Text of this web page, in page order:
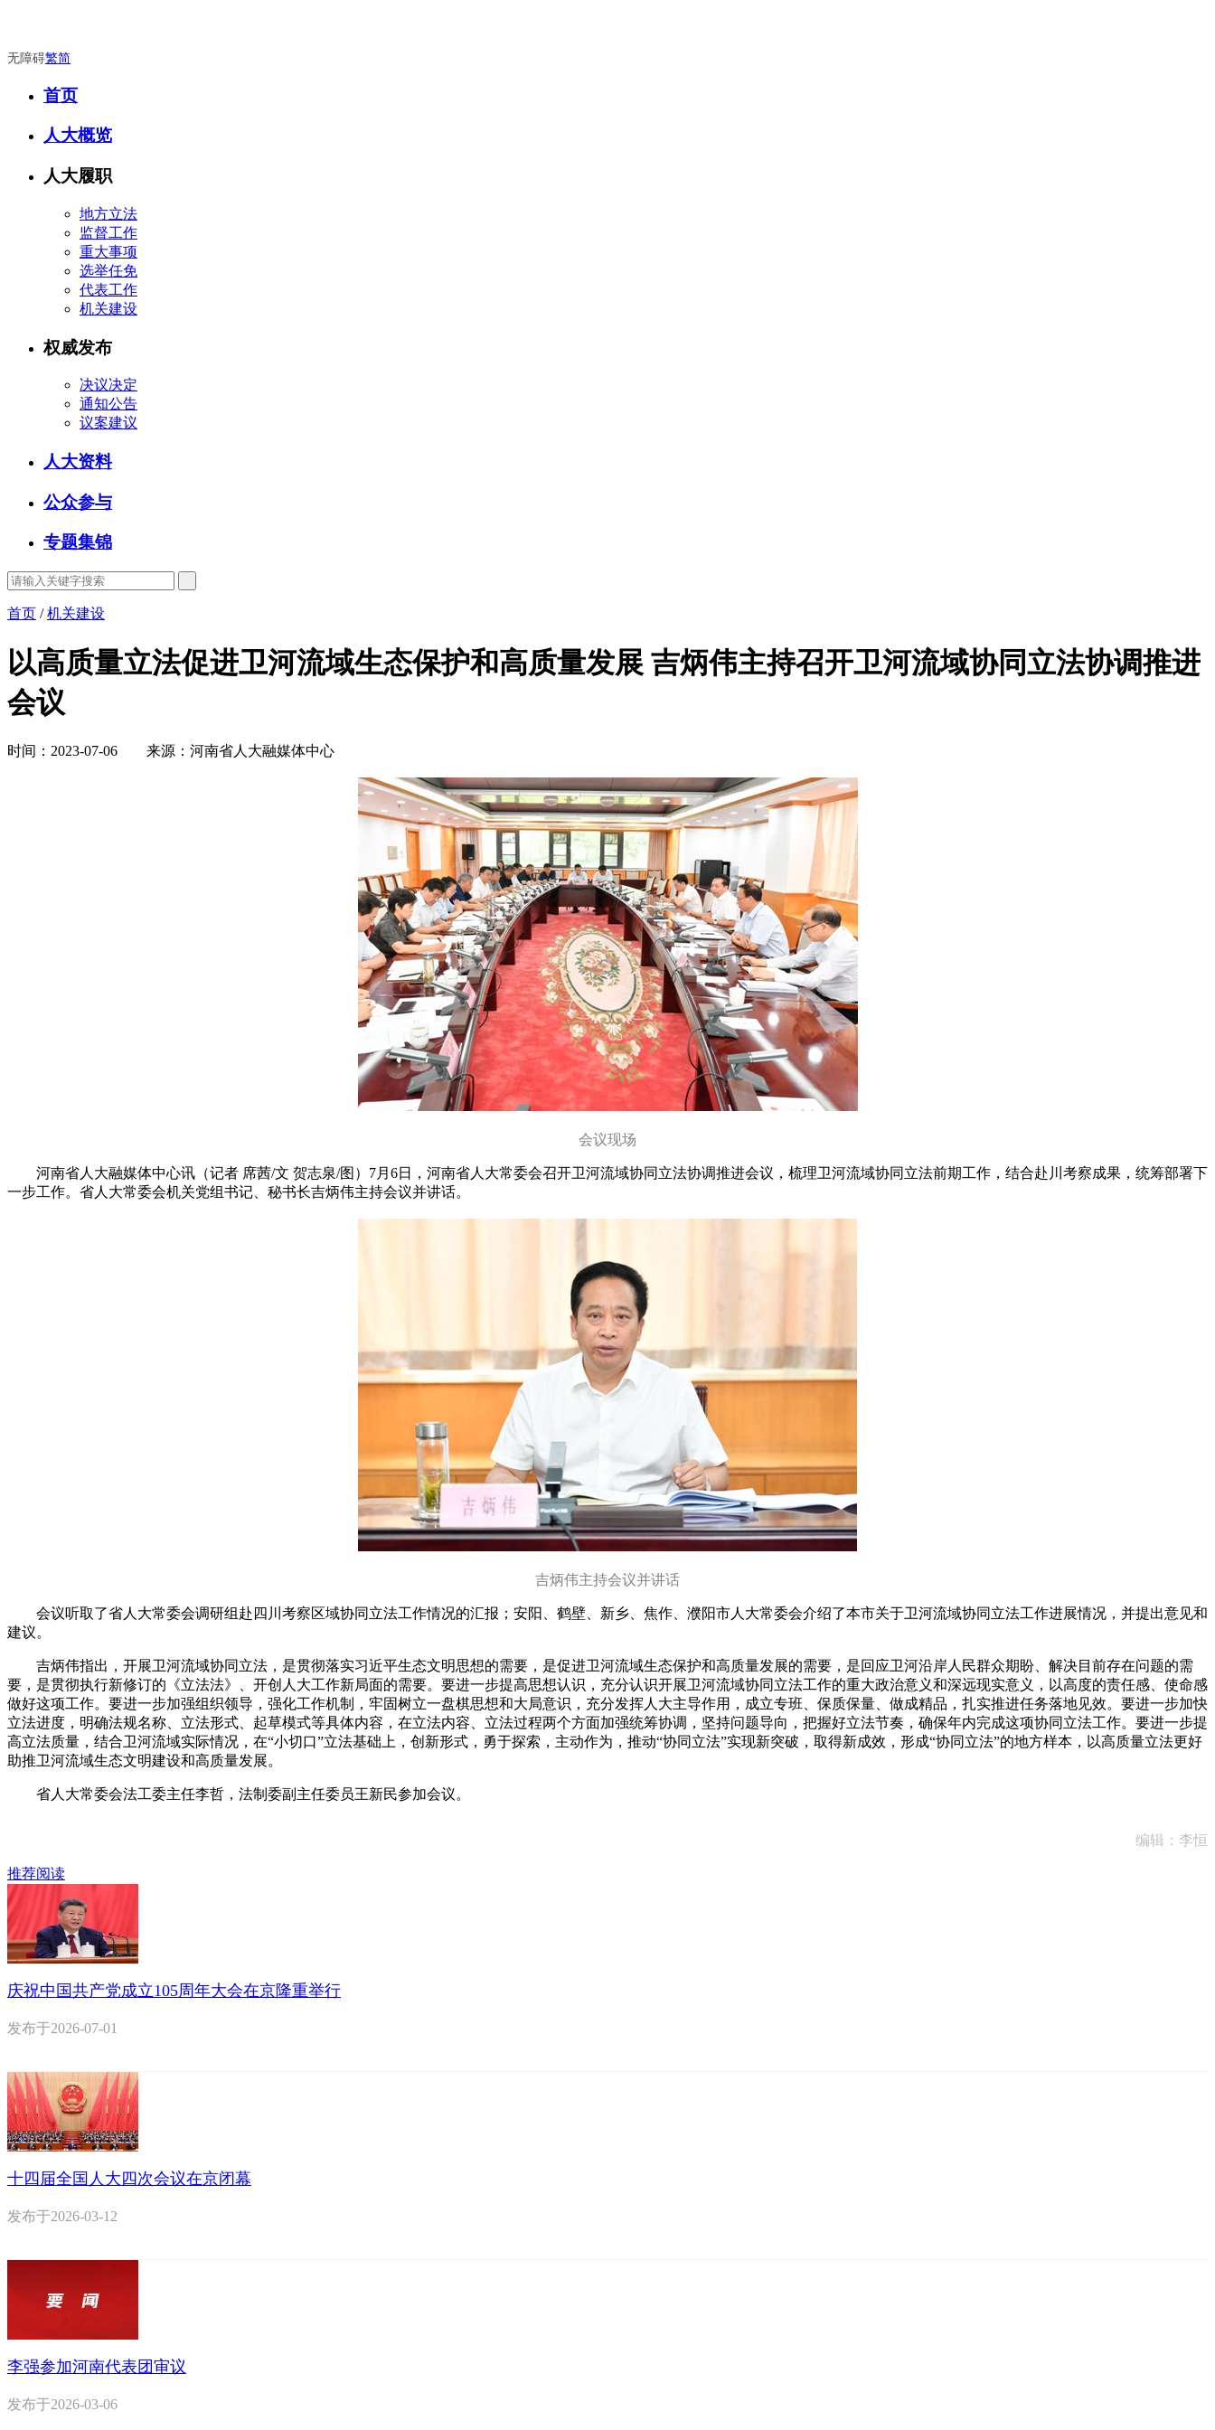
无障碍繁简
首页
人大概览
人大履职
地方立法
监督工作
重大事项
选举任免
代表工作
机关建设
权威发布
决议决定
通知公告
议案建议
人大资料
公众参与
专题集锦
首页 /机关建设
以高质量立法促进卫河流域生态保护和高质量发展 吉炳伟主持召开卫河流域协同立法协调推进
会议
时间：2023-07-06 来源：河南省人大融媒体中心
会议现场
河南省人大融媒体中心讯（记者 席茜/文 贺志泉/图）7月6日，河南省人大常委会召开卫河流域协同立法协调推进会议，梳理卫河流域协同立法前期工作，结合赴川考察成果，统筹部署下
一步工作。省人大常委会机关党组书记、秘书长吉炳伟主持会议并讲话。
吉炳伟主持会议并讲话
会议听取了省人大常委会调研组赴四川考察区域协同立法工作情况的汇报；安阳、鹤壁、新乡、焦作、濮阳市人大常委会介绍了本市关于卫河流域协同立法工作进展情况，并提出意见和
建议。
吉炳伟指出，开展卫河流域协同立法，是贯彻落实习近平生态文明思想的需要，是促进卫河流域生态保护和高质量发展的需要，是回应卫河沿岸人民群众期盼、解决目前存在问题的需
要，是贯彻执行新修订的《立法法》、开创人大工作新局面的需要。要进一步提高思想认识，充分认识开展卫河流域协同立法工作的重大政治意义和深远现实意义，以高度的责任感、使命感
做好这项工作。要进一步加强组织领导，强化工作机制，牢固树立一盘棋思想和大局意识，充分发挥人大主导作用，成立专班、保质保量、做成精品，扎实推进任务落地见效。要进一步加快
立法进度，明确法规名称、立法形式、起草模式等具体内容，在立法内容、立法过程两个方面加强统筹协调，坚持问题导向，把握好立法节奏，确保年内完成这项协同立法工作。要进一步提
高立法质量，结合卫河流域实际情况，在“小切口”立法基础上，创新形式，勇于探索，主动作为，推动“协同立法”实现新突破，取得新成效，形成“协同立法”的地方样本，以高质量立法更好
助推卫河流域生态文明建设和高质量发展。
省人大常委会法工委主任李哲，法制委副主任委员王新民参加会议。
编辑：李恒
推荐阅读
庆祝中国共产党成立105周年大会在京隆重举行
发布于2026-07-01
十四届全国人大四次会议在京闭幕
发布于2026-03-12
李强参加河南代表团审议
发布于2026-03-06